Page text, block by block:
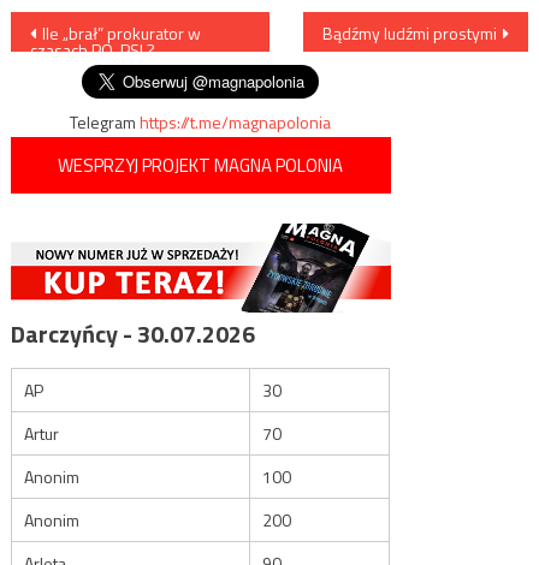
Nawigacja
wpisu
Ile „brał” prokurator w
czasach PO-PSL?
Bądźmy ludźmi prostymi
Telegramhttps://t.me/magnapolonia
WESPRZYJ PROJEKT MAGNA POLONIA
Darczyńcy - 30.07.2026
AP
30
Artur
70
Anonim
100
Anonim
200